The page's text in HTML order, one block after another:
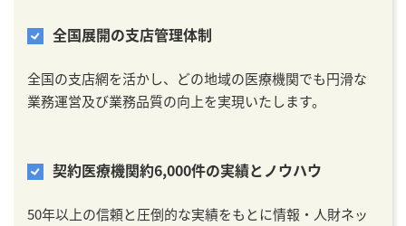
全国展開の支店管理体制
全国の支店網を活かし、どの地域の医療機関でも円滑な
業務運営及び業務品質の向上を実現いたします。
契約医療機関約6,000件の実績とノウハウ
50年以上の信頼と圧倒的な実績をもとに情報・人財ネッ